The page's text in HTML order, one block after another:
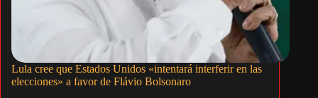
Lula cree que Estados Unidos «intentará interferir en las
elecciones» a favor de Flávio Bolsonaro